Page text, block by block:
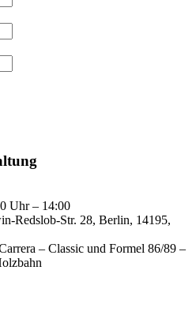
Uhr – 14:00
Redslob-Str. 28, Berlin, 14195,
– Classic und Formel 86/89 –